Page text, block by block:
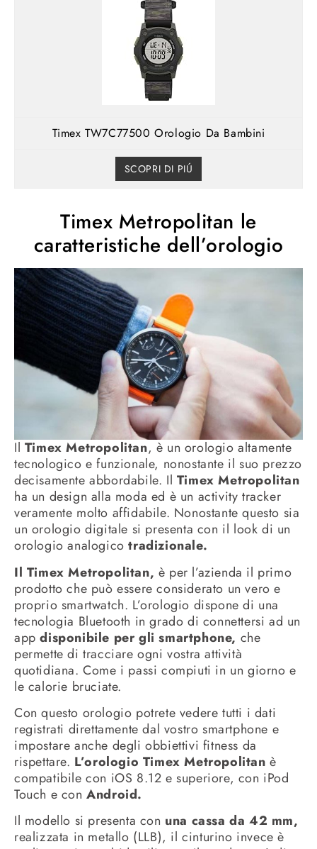
Timex TW7C77500 Orologio Da Bambini
SCOPRI DI PIÚ
Timex Metropolitan le
caratteristiche dell’orologio
Il Timex Metropolitan, è un orologio altamente
tecnologico e funzionale, nonostante il suo prezzo
decisamente abbordabile. Il Timex Metropolitan
ha un design alla moda ed è un activity tracker
veramente molto affidabile. Nonostante questo sia
un orologio digitale si presenta con il look di un
orologio analogicotradizionale.
Il Timex Metropolitan, è per l’azienda il primo
prodotto che può essere considerato un vero e
proprio smartwatch. L’orologio dispone di una
tecnologia Bluetooth in grado di connettersi ad un
app disponibile per gli smartphone, che
permette di tracciare ogni vostra attività
quotidiana. Come i passi compiuti in un giorno e
le calorie bruciate.
Con questo orologio potrete vedere tutti i dati
registrati direttamente dal vostro smartphone e
impostare anche degli obbiettivi fitness da
rispettare. L’orologio Timex Metropolitan è
compatibile con iOS 8.12 e superiore, con iPod
Touch e conAndroid.
Il modello si presenta con una cassa da 42 mm,
realizzata in metallo (LLB), il cinturino invece è